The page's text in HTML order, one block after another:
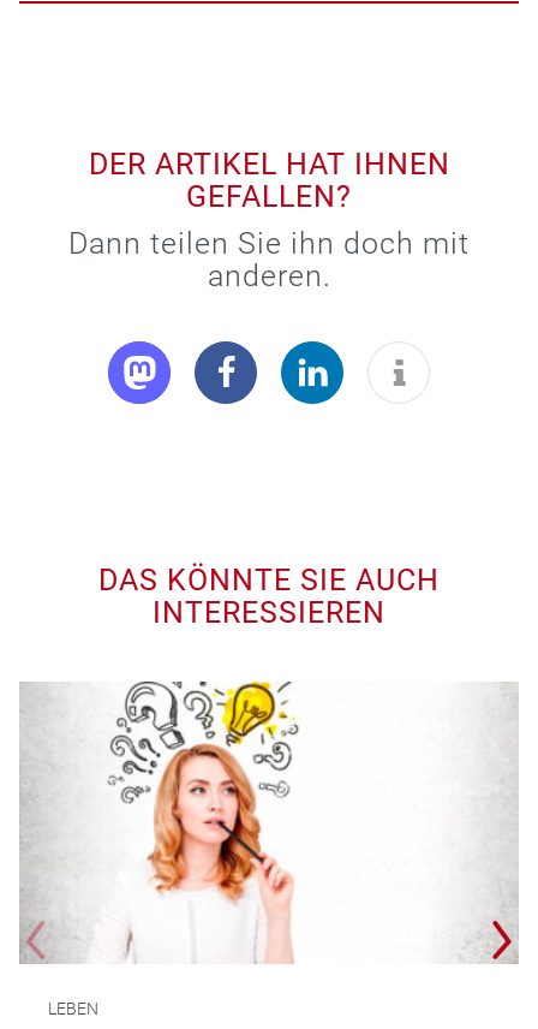
DER ARTIKEL HAT IHNEN
GEFALLEN?
Dann teilen Sie ihn doch mit
anderen.
DAS KÖNNTE SIE AUCH
INTERESSIEREN
LEBEN